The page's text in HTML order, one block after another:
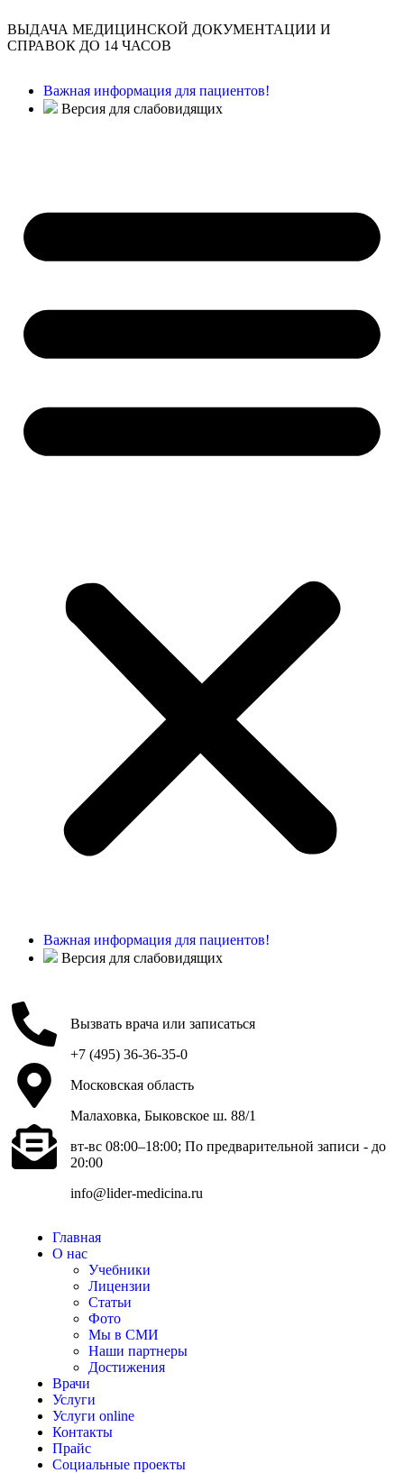
ВЫДАЧА МЕДИЦИНСКОЙ ДОКУМЕНТАЦИИ И
СПРАВОК ДО 14 ЧАСОВ
Важная информация для пациентов!
Версия для слабовидящих
Важная информация для пациентов!
Версия для слабовидящих
Вызвать врача или записаться
+7 (495) 36-36-35-0
Московская область
Малаховка, Быковское ш. 88/1
вт-вс 08:00–18:00; По предварительной записи - до
20:00
info@lider-medicina.ru
Главная
О нас
Учебники
Лицензии
Статьи
Фото
Мы в СМИ
Наши партнеры
Достижения
Врачи
Услуги
Услуги online
Контакты
Прайс
Социальные проекты